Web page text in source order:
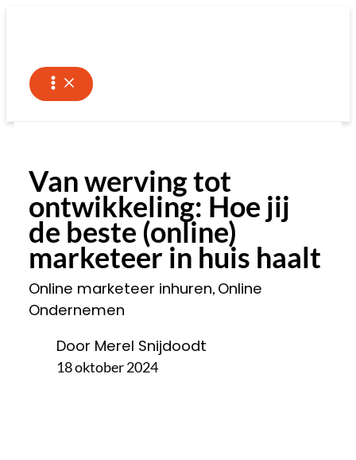
inhoud
Van werving tot
ontwikkeling: Hoe jij
de beste (online)
marketeer in huis haalt
Online marketeer inhuren, Online
Ondernemen
Door Merel Snijdoodt
18 oktober 2024